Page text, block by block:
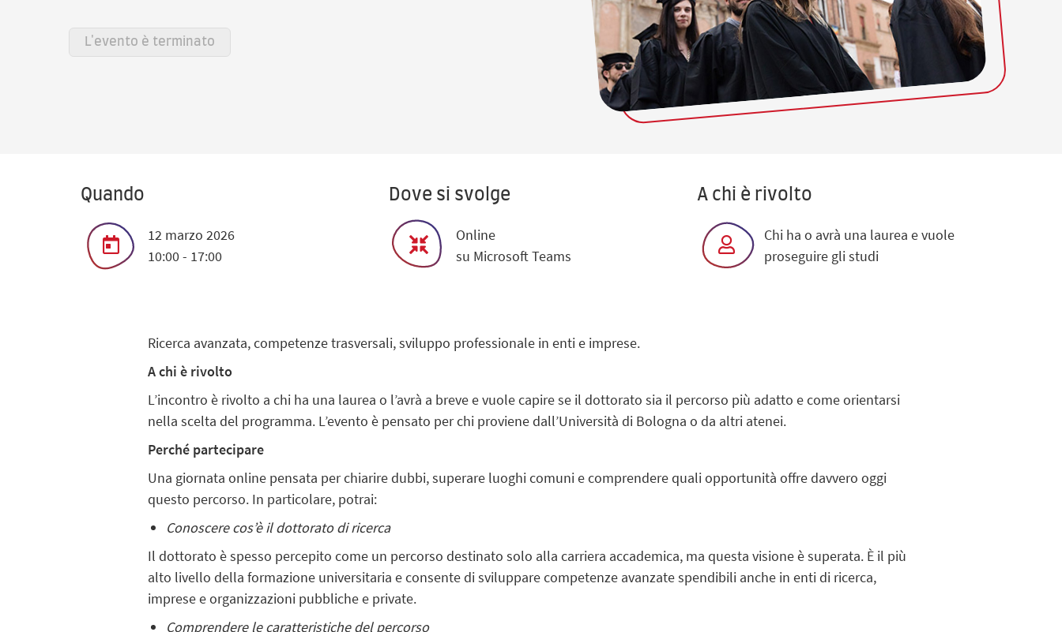
L'evento è terminato
Quando
12 marzo 2026
10:00 - 17:00
Dove si svolge
Online
su Microsoft Teams
A chi è rivolto
Chi ha o avrà una laurea e vuole
proseguire gli studi
Ricerca avanzata, competenze trasversali, sviluppo professionale in enti e imprese.
A chi è rivolto
L’incontro è rivolto a chi ha una laurea o l’avrà a breve e vuole capire se il dottorato sia il percorso più adatto e come orientarsi
nella scelta del programma. L’evento è pensato per chi proviene dall’Università di Bologna o da altri atenei.
Perché partecipare
Una giornata online pensata per chiarire dubbi, superare luoghi comuni e comprendere quali opportunità offre davvero oggi
questo percorso. In particolare, potrai:
Conoscere cos’è il dottorato di ricerca
Il dottorato è spesso percepito come un percorso destinato solo alla carriera accademica, ma questa visione è superata. È il più
alto livello della formazione universitaria e consente di sviluppare competenze avanzate spendibili anche in enti di ricerca,
imprese e organizzazioni pubbliche e private.
Comprendere le caratteristiche del percorso